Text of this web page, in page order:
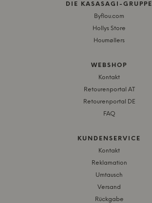
DIE KASASAGI-GRUPPE
Byflou.com
Hollys Store
Houmøllers
WEBSHOP
Kontakt
Retourenportal AT
Retourenportal DE
FAQ
KUNDENSERVICE
Kontakt
Reklamation
Umtausch
Versand
Rückgabe